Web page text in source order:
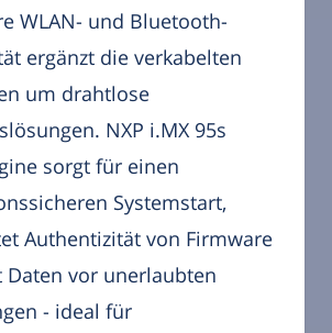
WLAN- und Bluetooth-
ergänzt die verkabelten
um drahtlose
NXP i.MX 95s
sorgt für einen
Systemstart,
Authentizität von Firmware
Daten vor unerlaubten
- ideal für